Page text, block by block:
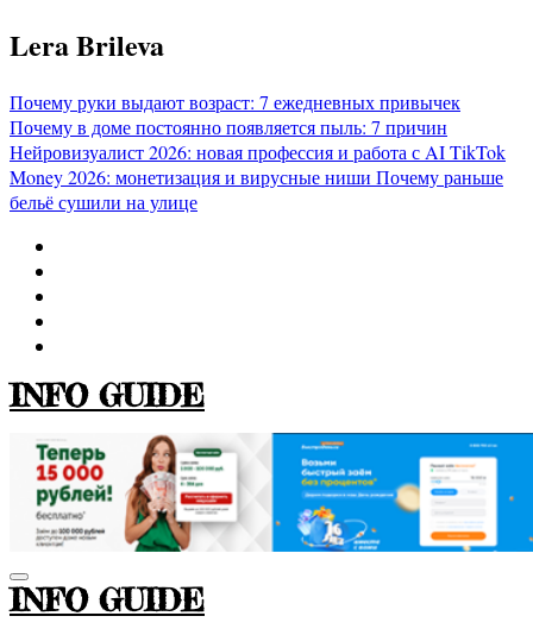
Перейти
к
Lera Brileva
Почему руки выдают возраст: 7 ежедневных привычек
Почему в доме постоянно появляется пыль: 7 причин
Нейровизуалист 2026: новая профессия и работа с AITikTok
Money 2026: монетизация и вирусные ниши Почему раньше
бельё сушили на улице
INFO GUIDE
INFO GUIDE